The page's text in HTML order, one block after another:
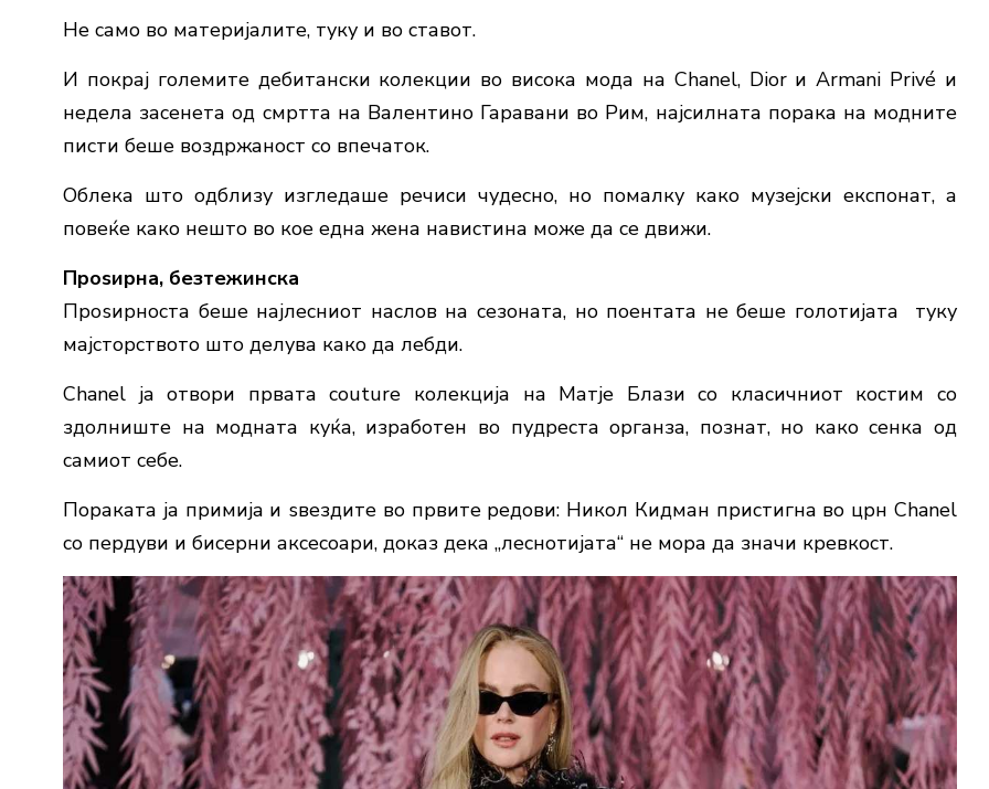
Не само во материјалите, туку и во ставот.
И покрај големите дебитански колекции во висока мода на Chanel, Dior и Armani Privé и
недела засенета од смртта на Валентино Гаравани во Рим, најсилната порака на модните
писти беше воздржаност со впечаток.
Облека што одблизу изгледаше речиси чудесно, но помалку како музејски експонат, а
повеќе како нешто во кое една жена навистина може да се движи.
Проѕирна, безтежинска
Проѕирноста беше најлесниот наслов на сезоната, но поентата не беше голотијата туку
мајсторството што делува како да лебди.
Chanel ја отвори првата couture колекција на Матје Блази со класичниот костим со
здолниште на модната куќа, изработен во пудреста органза, познат, но како сенка од
самиот себе.
Пораката ја примија и ѕвездите во првите редови: Никол Кидман пристигна во црн Chanel
со пердуви и бисерни аксесоари, доказ дека „леснотијата“ не мора да значи кревкост.